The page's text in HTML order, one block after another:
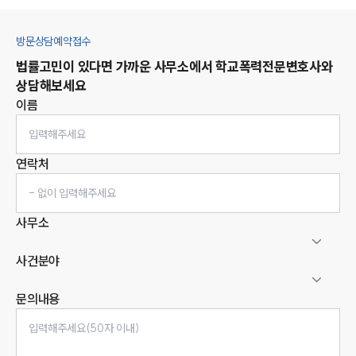
방문상담예약접수
법률고민이 있다면 가까운 사무소에서 학교폭력전문변호사와
상담해보세요
이름
연락처
사무소
사건분야
문의내용